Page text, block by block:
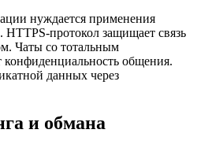
нуждается применения
HTTPS-протокол защищает связь
Чаты со тотальным
общения.
данных через
и обмана